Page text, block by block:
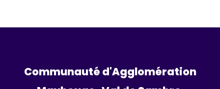
Communauté d'Agglomération